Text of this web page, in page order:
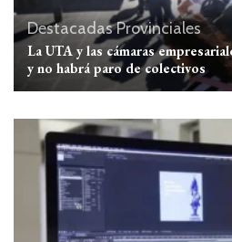
DestacadasProvinciales
La UTA y las cámaras
y no habrá paro de colectivos